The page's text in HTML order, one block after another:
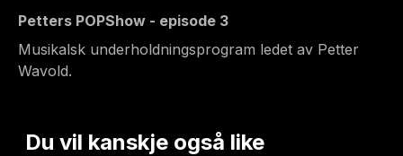
Petters POPShow - episode 3
Musikalsk underholdningsprogram ledet av Petter
Wavold.
Du vil kanskje også like